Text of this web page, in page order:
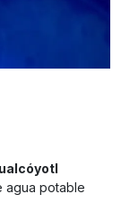
agua potable